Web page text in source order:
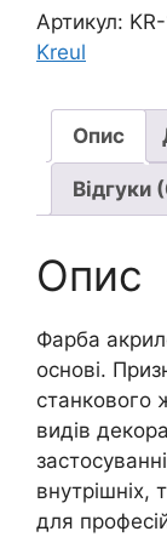
"Triton"
Solo
Kreul
СИНІЙ
ТЕМНИЙ
Артикул:
Kreul
Опис
Відгуки
Опис
Фарба
основі.
станкового
видів
внутрішніх,
для